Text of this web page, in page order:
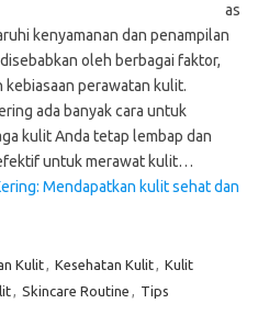
as
kenyamanan dan penampilan
oleh berbagai faktor,
kebiasaan perawatan kulit.
ada banyak cara untuk
kulit Anda tetap lembap dan
untuk merawat kulit…
Mendapatkan kulit sehat dan
Kulit, Kesehatan Kulit, Kulit
, Skincare Routine , Tips